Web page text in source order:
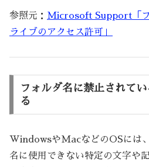
参照元：
Microsoft Support「
ライブのアクセス許可」
フォルダ名に禁止されて
る
WindowsやMacなどのOSには
名に使用できない特定の文字や